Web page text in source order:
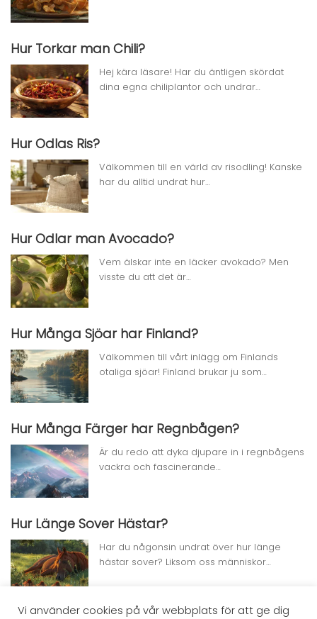
Hur Torkar man Chili?
Hej kära läsare! Har du äntligen skördat
dina egna chiliplantor och undrar…
Hur Odlas Ris?
Välkommen till en värld av risodling! Kanske
har du alltid undrat hur…
Hur Odlar man Avocado?
Vem älskar inte en läcker avokado? Men
visste du att det är…
Hur Många Sjöar har Finland?
Välkommen till vårt inlägg om Finlands
otaliga sjöar! Finland brukar ju som…
Hur Många Färger har Regnbågen?
Är du redo att dyka djupare in i regnbågens
vackra och fascinerande…
Hur Länge Sover Hästar?
Har du någonsin undrat över hur länge
hästar sover? Liksom oss människor…
Vi använder cookies på vår webbplats för att ge dig